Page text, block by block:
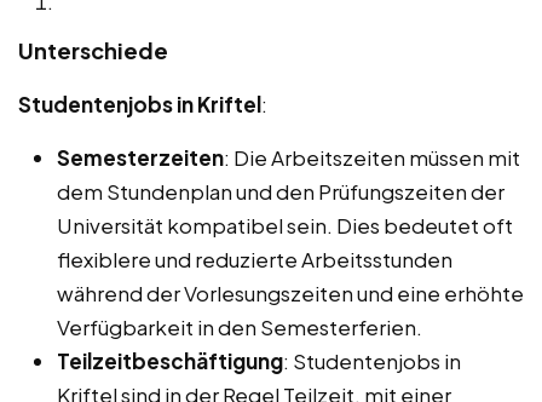
Unterschiede
Studentenjobs in Kriftel:
Semesterzeiten: Die Arbeitszeiten müssen mit
dem Stundenplan und den Prüfungszeiten der
Universität kompatibel sein. Dies bedeutet oft
flexiblere und reduzierte Arbeitsstunden
während der Vorlesungszeiten und eine erhöhte
Verfügbarkeit in den Semesterferien.
Teilzeitbeschäftigung: Studentenjobs in
Kriftel sind in der Regel Teilzeit, mit einer